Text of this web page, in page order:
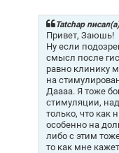
Tatchap
Привет, Заюшь!
Ну если
смысл после
равно клинику
на
Даааа. Я тоже
стимуляции,
только, что как
особенно на
либо с этим
то как мне